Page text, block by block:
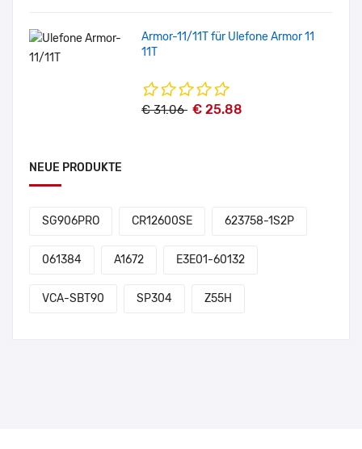
Armor-11/11T für Ulefone Armor 11
11T
€ 31.06 € 25.88
NEUE PRODUKTE
SG906PRO CR12600SE 623758-1S2P
061384 A1672 E3E01-60132
VCA-SBT90 SP304 Z55H